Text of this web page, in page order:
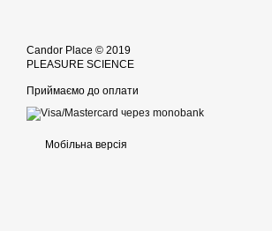
Candor Place © 2019
PLEASURE SCIENCE
Приймаємо до оплати
Мобільна версія